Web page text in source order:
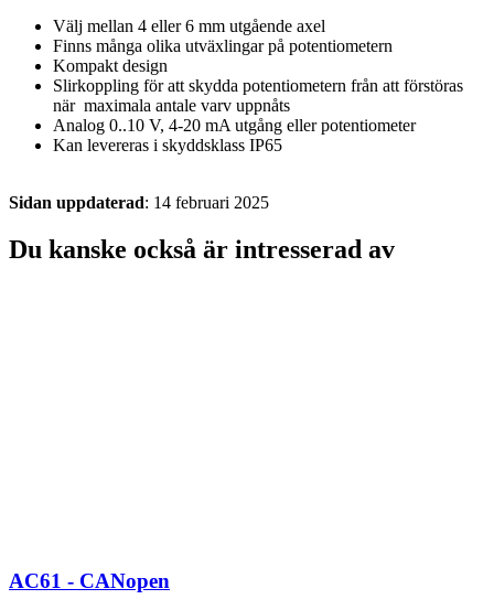
Välj mellan 4 eller 6 mm utgående axel
Finns många olika utväxlingar på potentiometern
Kompakt design
Slirkoppling för att skydda potentiometern från att förstöras
när maximala antale varv uppnåts
Analog 0..10 V, 4-20 mA utgång eller potentiometer
Kan levereras i skyddsklass IP65
Sidan uppdaterad: 14 februari 2025
Du kanske också är intresserad av
AC61 - CANopen